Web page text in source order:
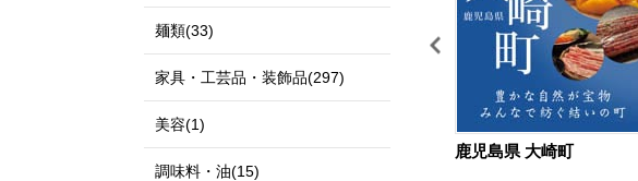
鳥取県 北栄町 鹿児島県 大崎町
麺類(33)
家具・工芸品・装飾品(297)
美容(1)
調味料・油(15)